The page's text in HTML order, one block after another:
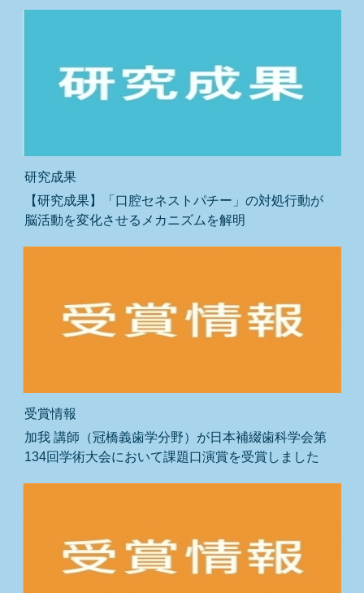
研究成果
【研究成果】「口腔セネストパチー」の対処行動が
脳活動を変化させるメカニズムを解明
受賞情報
加我 講師（冠橋義歯学分野）が日本補綴歯科学会第
134回学術大会において課題口演賞を受賞しました